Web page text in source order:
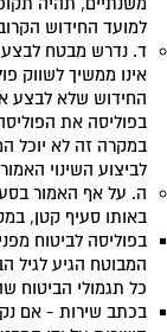
למועד החידוש
ד. נדרש מבטח לבצע
אינו ממשיך לשווק
החידוש שלא לבצע
בפוליסה את
במקרה זה לא יוכל
לביצוע השינוי
ה. על אף האמור
באותו סעיף קטן,
בפוליסה לביטוח
המבוטח הגיע לגיל
כל תגמולי הביטוח
בכתב שירות - אם